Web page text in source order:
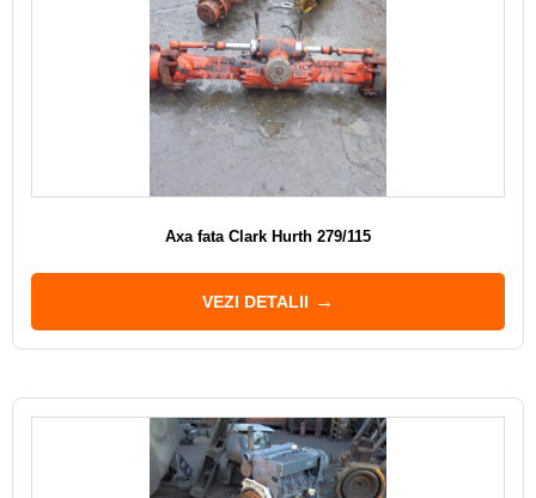
Axa fata Clark Hurth 279/115
VEZI DETALII